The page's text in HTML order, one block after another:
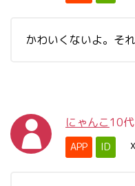
かわいくないよ。そ
にゃんこ10代
APP ID